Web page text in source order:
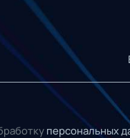
персональных